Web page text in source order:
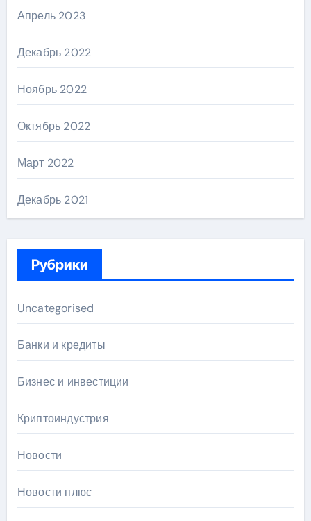
Апрель 2023
Декабрь 2022
Ноябрь 2022
Октябрь 2022
Март 2022
Декабрь 2021
Рубрики
Uncategorised
Банки и кредиты
Бизнес и инвестиции
Криптоиндустрия
Новости
Новости плюс